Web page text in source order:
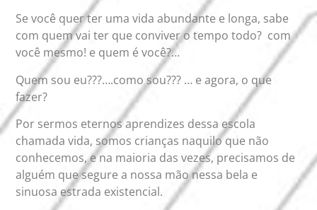
Se você quer ter uma vida abundante e longa, sabe
com quem vai ter que conviver o tempo todo? com
você mesmo! e quem é você?…
Quem sou eu???….como sou??? … e agora, o que
fazer?
Por sermos eternos aprendizes dessa escola
chamada vida, somos crianças naquilo que não
conhecemos, e na maioria das vezes, precisamos de
alguém que segure a nossa mão nessa bela e
sinuosa estrada existencial.